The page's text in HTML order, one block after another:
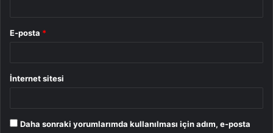
E-posta *
İnternet sitesi
Daha sonraki yorumlarımda kullanılması için adım, e-posta